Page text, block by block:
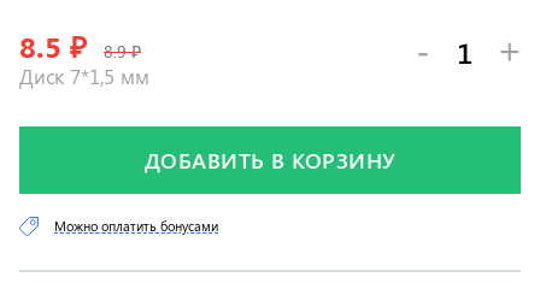
Диск 7*1,5 мм
8.5 ₽ 8.9 ₽ - +
ДОБАВИТЬ В КОРЗИНУ
Можно оплатить бонусами